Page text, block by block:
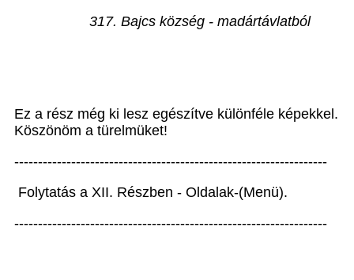
317. Bajcs község - madártávlatból
Ez a rész még ki lesz egészítve különféle képekkel.
Köszönöm a türelmüket!
------------------------------------------------------------------
Folytatás a XII. Részben - Oldalak-(Menü).
------------------------------------------------------------------